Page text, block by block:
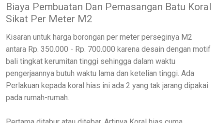
Biaya Pembuatan Dan Pemasangan Batu Koral
Sikat Per Meter M2
Kisaran untuk harga borongan per meter perseginya M2
antara Rp. 350.000 - Rp. 700.000 karena desain dengan motif
bali tingkat kerumitan tinggi sehingga dalam waktu
pengerjaannya butuh waktu lama dan ketelian tinggi. Ada
Perlakuan kepada koral hias ini ada 2 yang tak jarang dipakai
pada rumah-rumah.